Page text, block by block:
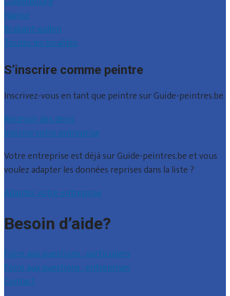
Namur
Brabant wallon
Toutes les localités
S’inscrire comme peintre
Inscrivez-vous en tant que peintre sur Guide-peintres.be.
Recevoir des devis
Inscrire votre entreprise
Votre entreprise est déjà sur Guide-peintres.be et vous
voulez adapter les données reprises dans la liste ?
Adapter votre entreprise
Besoin d’aide?
Foire aux questions : particuliers
Foire aux questions : entreprises
Contact